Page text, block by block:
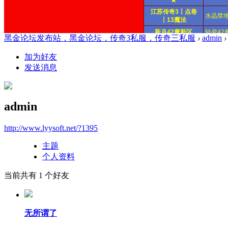
黑金论坛发布站，黑金论坛，传奇3私服，传奇三私服 › admin ›
加为好友
发送消息
admin
http://www.lyysoft.net/?1395
主题
个人资料
当前共有 1 个好友
无所谓了